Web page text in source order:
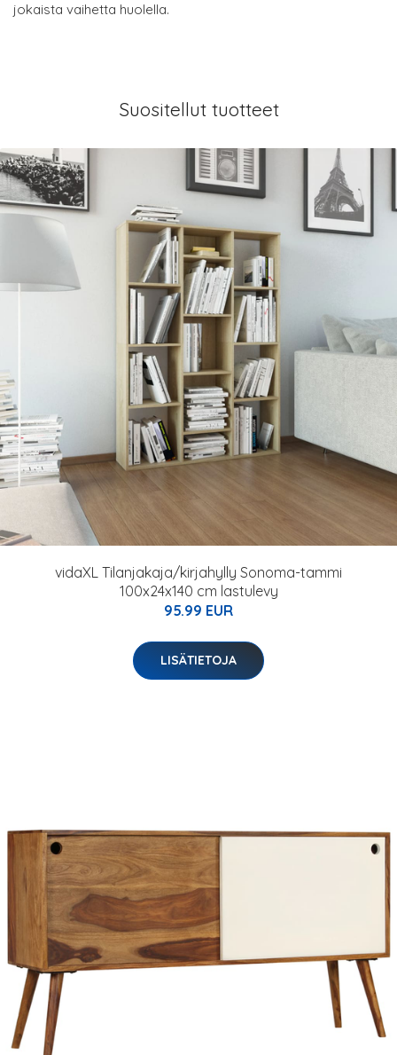
jokaista vaihetta huolella.
Suositellut tuotteet
vidaXL Tilanjakaja/kirjahylly Sonoma-tammi
100x24x140 cm lastulevy
95.99 EUR
LISÄTIETOJA